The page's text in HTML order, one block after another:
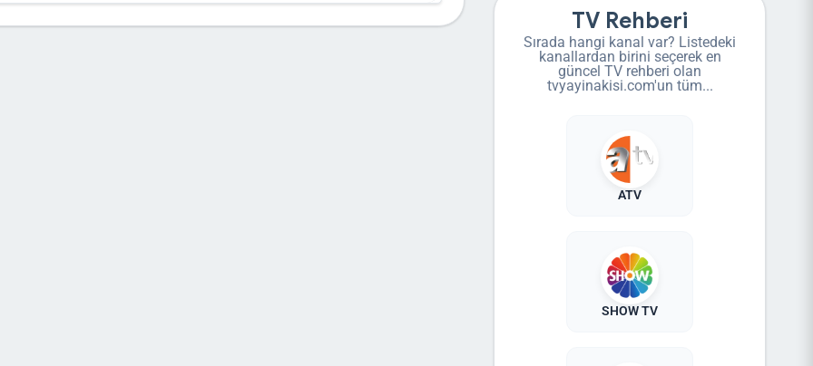
TV Rehberi
Sırada hangi kanal var? Listedeki
kanallardan birini seçerek en
güncel TV rehberi olan
tvyayinakisi.com'un tüm...
ATV
SHOW TV